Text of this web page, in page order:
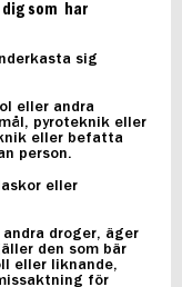
dig som har
sig
eller andra
pyroteknik eller
eller befatta
person.
eller
andra droger, äger
den som bär
eller liknande,
för